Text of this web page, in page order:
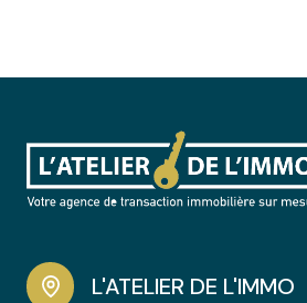
L'ATELIER DE L'IMMO